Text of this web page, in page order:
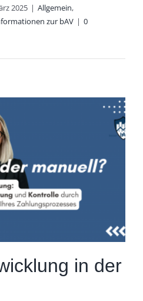
2025 | Allgemein,
zur bAV | 0
in der